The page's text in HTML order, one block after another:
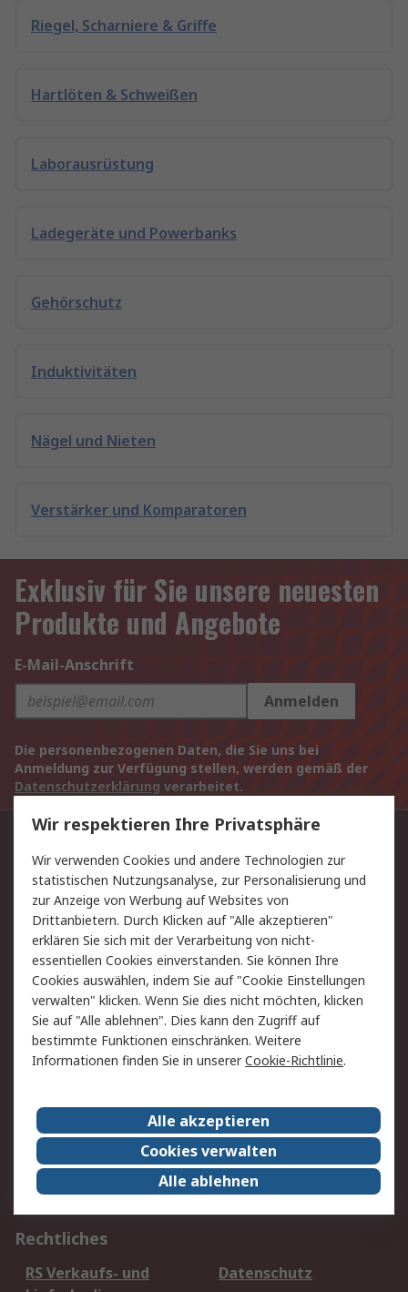
Riegel, Scharniere & Griffe
Hartlöten & Schweißen
Laborausrüstung
Ladegeräte und Powerbanks
Gehörschutz
Induktivitäten
Nägel und Nieten
Verstärker und Komparatoren
Exklusiv für Sie unsere neuesten
Produkte und Angebote
E-Mail-Anschrift
Anmelden
Die personenbezogenen Daten, die Sie uns bei
Anmeldung zur Verfügung stellen, werden gemäß der
Datenschutzerklärung verarbeitet.
+43 (0) 2852 53765
Per E-Mail unter Kontakt
Sie finden uns auch auf:
Wir akzeptieren:
Service
Value Added Services
Lieferlösungen
Rücksendung/Entsorgung Kontakt
Hilfe
Rechtliches
RS Verkaufs- und
Datenschutz
Wir respektieren Ihre Privatsphäre
Wir verwenden Cookies und andere Technologien zur
statistischen Nutzungsanalyse, zur Personalisierung und
zur Anzeige von Werbung auf Websites von
Drittanbietern. Durch Klicken auf "Alle akzeptieren"
erklären Sie sich mit der Verarbeitung von nicht-
essentiellen Cookies einverstanden. Sie können Ihre
Cookies auswählen, indem Sie auf "Cookie Einstellungen
verwalten" klicken. Wenn Sie dies nicht möchten, klicken
Sie auf "Alle ablehnen". Dies kann den Zugriff auf
bestimmte Funktionen einschränken. Weitere
Informationen finden Sie in unsererCookie-Richtlinie.
Alle akzeptieren
Cookies verwalten
Alle ablehnen